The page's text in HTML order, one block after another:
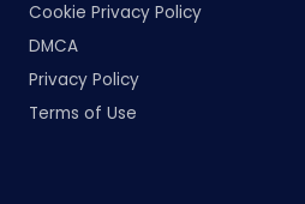
Cookie Privacy Policy
DMCA
Privacy Policy
Terms of Use